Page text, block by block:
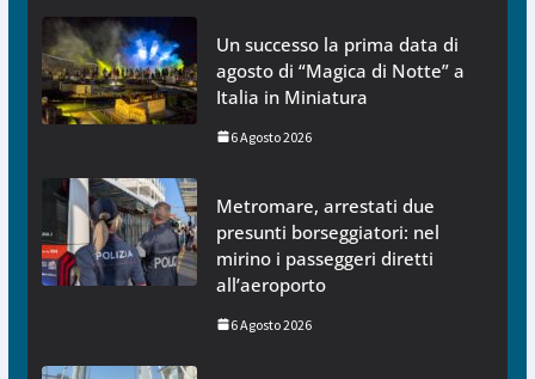
Un successo la prima data di
agosto di “Magica di Notte” a
Italia in Miniatura
6 Agosto 2026
Metromare, arrestati due
presunti borseggiatori: nel
mirino i passeggeri diretti
all’aeroporto
6 Agosto 2026